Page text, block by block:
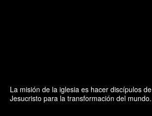
La misión de la iglesia es hacer discípulos de
Jesucristo para la transformación del mundo.